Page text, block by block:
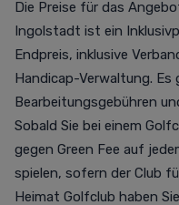
Die Preise für das
Ingolstadt ist ein
Endpreis, inklusive
Handicap-Verwaltung. Es
Bearbeitungsgebühren
Sobald Sie bei einem
gegen Green Fee auf
spielen, sofern der Club
Heimat Golfclub haben